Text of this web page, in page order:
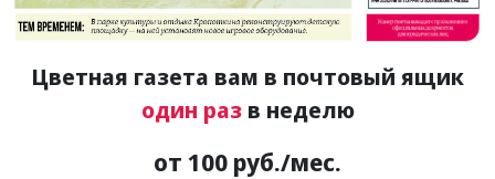
Цветная газета вам в почтовый ящик
один разв неделю
от 100 руб./мес.